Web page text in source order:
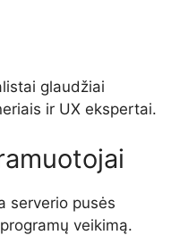
glaudžiai
ir UX ekspertai.
serverio pusės
veikimą.